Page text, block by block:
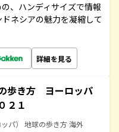
、ハンディサイズで情報
ネシアの魅力を凝縮して
詳細を見る
歩き方 ヨーロッパ
２１
パ） 地球の歩き方 海外